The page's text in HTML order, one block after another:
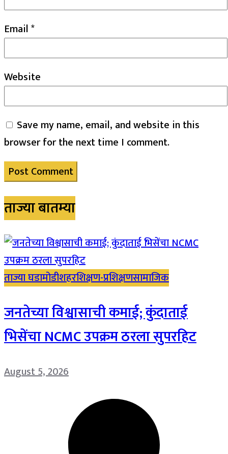
Email*
Website
Save my name, email, and website in this
browser for the next time I comment.
ताज्या बातम्या
ताज्या घडामोडीशहरशिक्षण-प्रशिक्षणसामाजिक
जनतेच्या विश्वासाची कमाई; कुंदाताई
भिसेंचा NCMC उपक्रम ठरला सुपरहिट
August 5, 2026